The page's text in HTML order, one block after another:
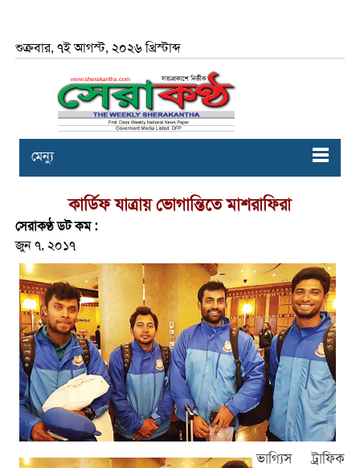
শুক্রবার, ৭ই আগস্ট, ২০২৬ খ্রিস্টাব্দ
মেন্যু
কার্ডিফ যাত্রায় ভোগান্তিতে মাশরাফিরা
সেরাকণ্ঠ ডট কম :
জুন ৭, ২০১৭
ভাগ্যিস ট্রাফিক